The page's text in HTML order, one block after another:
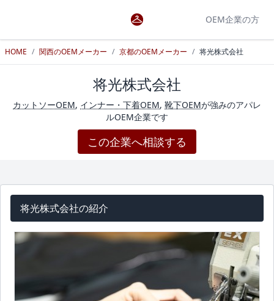
OEM企業の方
HOME / 関西のOEMメーカー / 京都のOEMメーカー / 将光株式会社
将光株式会社
カットソーOEM, インナー・下着OEM, 靴下OEMが強みのアパレ
ルOEM企業です
この企業へ相談する
将光株式会社の紹介